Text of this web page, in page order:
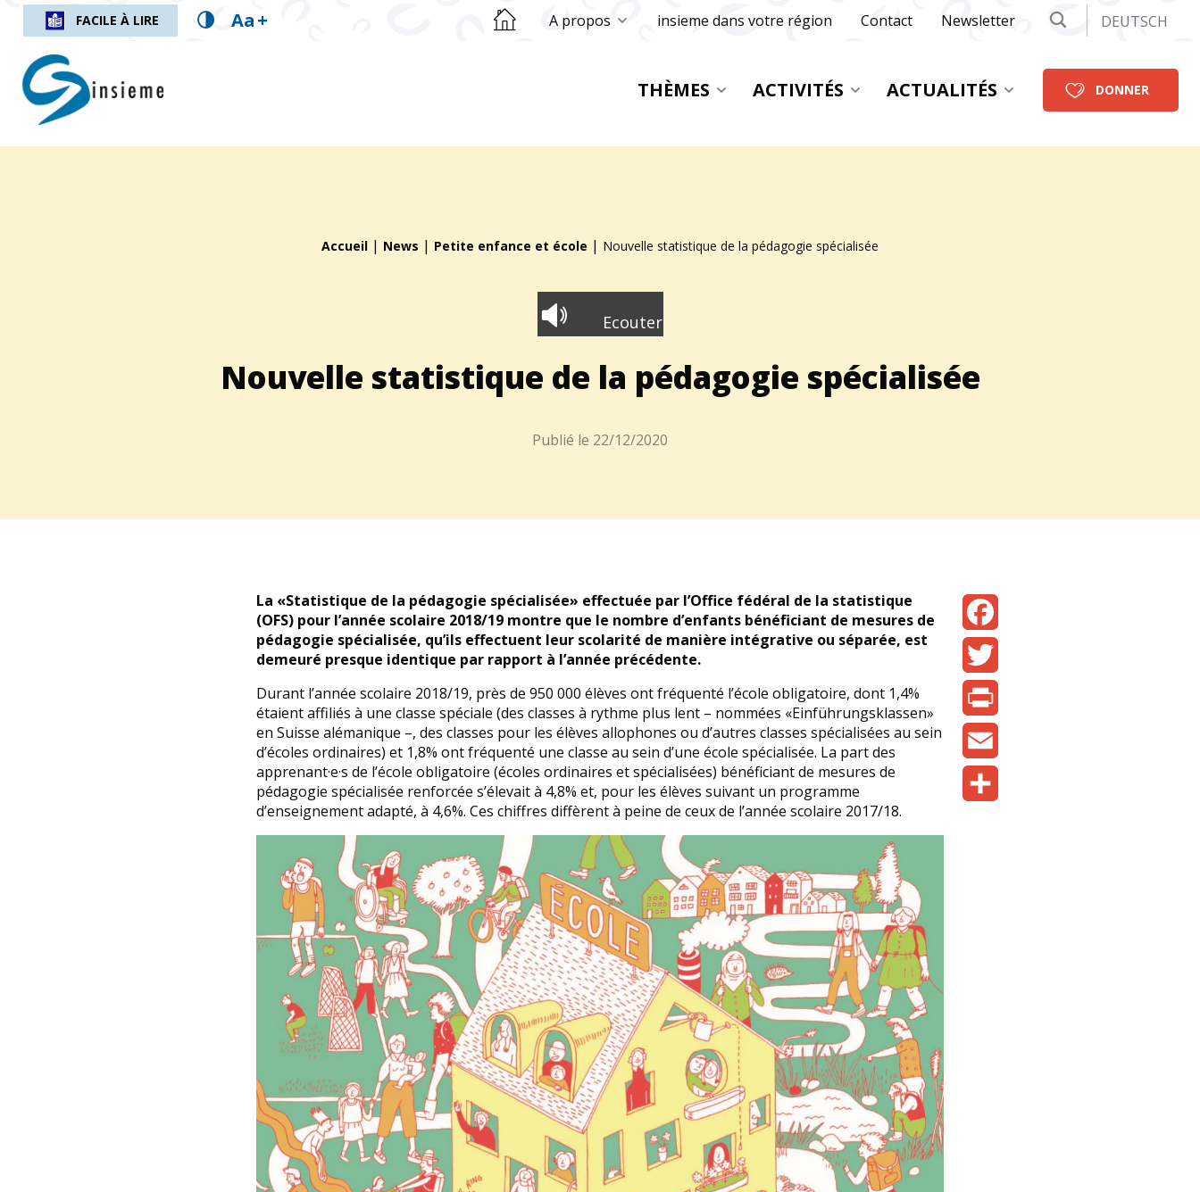
FACILE À LIRE Aa+ Retourner sur la page d'accueil
A propos insieme dans votre région Contact Newsletter DEUTSCH
insieme.ch
THÈMES ACTIVITÉS ACTUALITÉS DONNER
Accueil | News | Petite enfance et école | Nouvelle statistique de la pédagogie spécialisée
Ecouter
Nouvelle statistique de la pédagogie spécialisée
Publié le 22/12/2020
Facebook
Twitter
Print
Email
La «Statistique de la pédagogie spécialisée» effectuée par l’Office fédéral de la statistique
(OFS) pour l’année scolaire 2018/19 montre que le nombre d’enfants bénéficiant de mesures de
pédagogie spécialisée, qu’ils effectuent leur scolarité de manière intégrative ou séparée, est
demeuré presque identique par rapport à l’année précédente.
Durant l’année scolaire 2018/19, près de 950 000 élèves ont fréquenté l’école obligatoire, dont 1,4%
étaient affiliés à une classe spéciale (des classes à rythme plus lent – nommées «Einführungsklassen»
en Suisse alémanique –, des classes pour les élèves allophones ou d’autres classes spécialisées au sein
d’écoles ordinaires) et 1,8% ont fréquenté une classe au sein d’une école spécialisée. La part des
apprenant·e·s de l’école obligatoire (écoles ordinaires et spécialisées) bénéficiant de mesures de
pédagogie spécialisée renforcée s’élevait à 4,8% et, pour les élèves suivant un programme
d’enseignement adapté, à 4,6%. Ces chiffres diffèrent à peine de ceux de l’année scolaire 2017/18.